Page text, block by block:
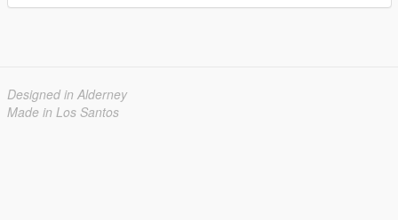
Designed in Alderney
Made in Los Santos